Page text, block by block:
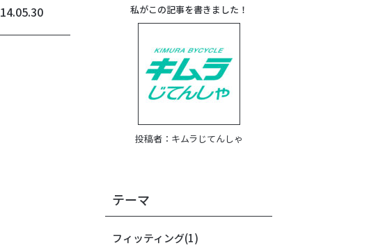
14.05.30 私がこの記事を書きました！
投稿者： キムラじてんしゃ
テーマ
フィッティング(1)